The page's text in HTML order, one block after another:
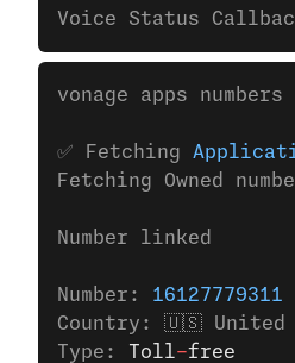
Voice Status
vonage apps
✅ Fetching
Fetching Owned
Number linked
Number: 16127779311
Country: 🇺🇸 United
Type: Toll-free